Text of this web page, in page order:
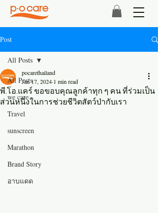
Post
All Posts
we care
Travel
sunscreen
Marathon
Brand Story
อาบแดด
All Posts
พี.โอ.แคร์ ขอขอบคุณลูกค้าทุก ๆ คน ที่ร่วมเป็น
ส่วนหนึ่งในการช่วยชีวิตสัตว์ป่ากับเรา
pocarethailand
Jan 17, 2024 1 min read